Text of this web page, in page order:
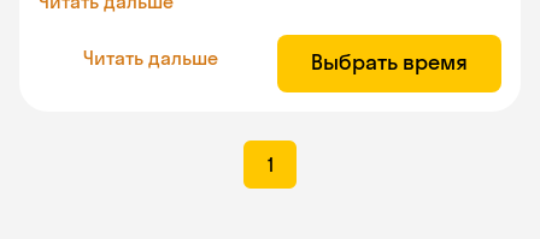
Читать дальше Выбрать время
1